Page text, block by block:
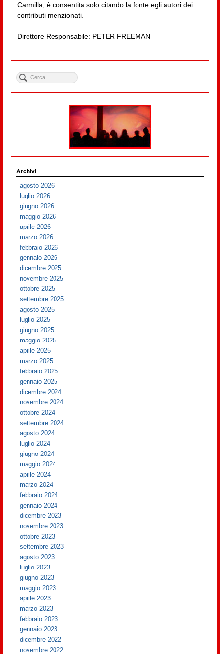
Carmilla, è consentita solo citando la fonte egli autori dei
contributi menzionati.
Direttore Responsabile: PETER FREEMAN
Archivi
agosto 2026
luglio 2026
giugno 2026
maggio 2026
aprile 2026
marzo 2026
febbraio 2026
gennaio 2026
dicembre 2025
novembre 2025
ottobre 2025
settembre 2025
agosto 2025
luglio 2025
giugno 2025
maggio 2025
aprile 2025
marzo 2025
febbraio 2025
gennaio 2025
dicembre 2024
novembre 2024
ottobre 2024
settembre 2024
agosto 2024
luglio 2024
giugno 2024
maggio 2024
aprile 2024
marzo 2024
febbraio 2024
gennaio 2024
dicembre 2023
novembre 2023
ottobre 2023
settembre 2023
agosto 2023
luglio 2023
giugno 2023
maggio 2023
aprile 2023
marzo 2023
febbraio 2023
gennaio 2023
dicembre 2022
novembre 2022